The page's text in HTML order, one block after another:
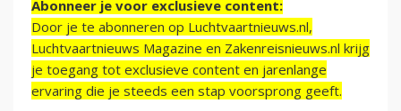
Abonneer je voor exclusieve content:
Door je te abonneren op Luchtvaartnieuws.nl,
Luchtvaartnieuws Magazine en Zakenreisnieuws.nl krijg
je toegang tot exclusieve content en jarenlange
ervaring die je steeds een stap voorsprong geeft.